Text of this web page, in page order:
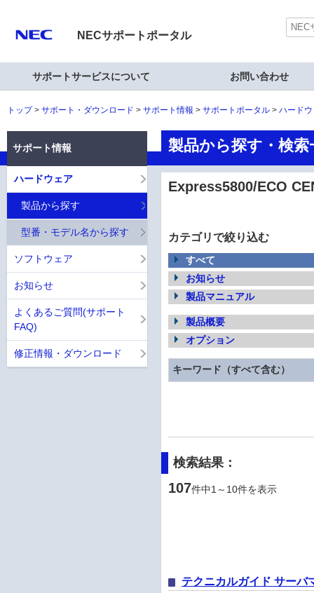
NECサポートポータル
サポートサービスについて お問い合わせ
トップ サポート・ダウンロード サポート情報 サポートポータル ハード
製品から探す・検
Express5800/ECO
カテゴリで絞り込む
すべて
お知らせ
製品マニュアル
製品概要
オプション
キーワード（すべて含む）
検索結果：
107件中1～10件を表示
テクニカルガイド サーバ
サポート情報
ハードウェア
製品から探す
型番・モデル名から探す
ソフトウェア
お知らせ
よくあるご質問(サポート
FAQ)
修正情報・ダウンロード